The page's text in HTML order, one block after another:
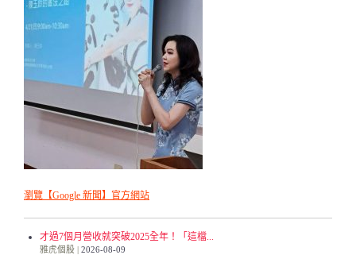
瀏覽【Google 新聞】官方網站
才過7個月營收就突破2025全年！「這檔...
雅虎個股 2026-08-09